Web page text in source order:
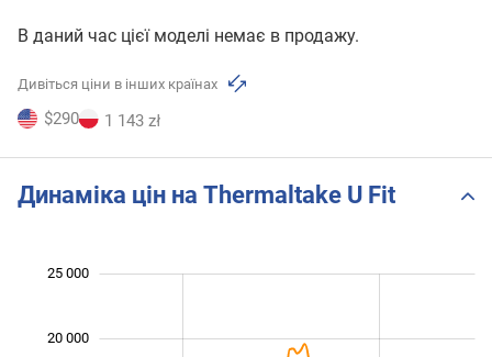
В даний час цієї моделі немає в продажу.
Дивіться ціни в інших країнах
$290 1 143 zł
Динаміка цін на Thermaltake U Fit
25 000
20 000